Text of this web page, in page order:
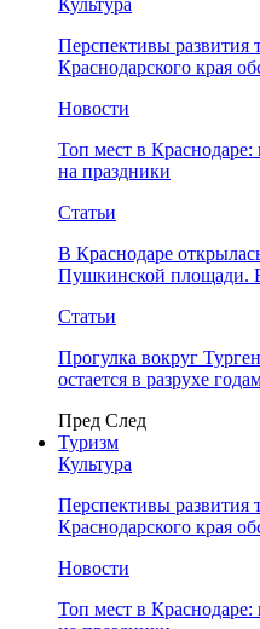
Культура
Перспективы развития
Краснодарского края
Новости
Топ мест в
на праздники
Статьи
В Краснодаре
Пушкинской площади.
Статьи
Прогулка вокруг
остается в разрухе
Пред След
Туризм
Культура
Перспективы развития
Краснодарского края
Новости
Топ мест в